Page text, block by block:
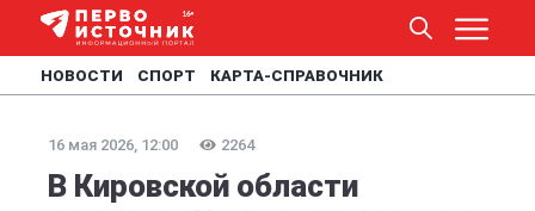
НОВОСТИ СПОРТ КАРТА-СПРАВОЧНИК
16 мая 2026, 12:00 2264
В Кировской области